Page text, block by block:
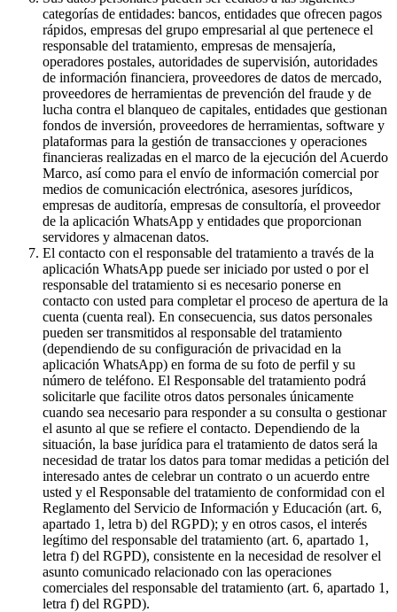
categorías de entidades: bancos, entidades que ofrecen pagos
rápidos, empresas del grupo empresarial al que pertenece el
responsable del tratamiento, empresas de mensajería,
operadores postales, autoridades de supervisión, autoridades
de información financiera, proveedores de datos de mercado,
proveedores de herramientas de prevención del fraude y de
lucha contra el blanqueo de capitales, entidades que gestionan
fondos de inversión, proveedores de herramientas, software y
plataformas para la gestión de transacciones y operaciones
financieras realizadas en el marco de la ejecución del Acuerdo
Marco, así como para el envío de información comercial por
medios de comunicación electrónica, asesores jurídicos,
empresas de auditoría, empresas de consultoría, el proveedor
de la aplicación WhatsApp y entidades que proporcionan
servidores y almacenan datos.
El contacto con el responsable del tratamiento a través de la
aplicación WhatsApp puede ser iniciado por usted o por el
responsable del tratamiento si es necesario ponerse en
contacto con usted para completar el proceso de apertura de la
cuenta (cuenta real). En consecuencia, sus datos personales
pueden ser transmitidos al responsable del tratamiento
(dependiendo de su configuración de privacidad en la
aplicación WhatsApp) en forma de su foto de perfil y su
número de teléfono. El Responsable del tratamiento podrá
solicitarle que facilite otros datos personales únicamente
cuando sea necesario para responder a su consulta o gestionar
el asunto al que se refiere el contacto. Dependiendo de la
situación, la base jurídica para el tratamiento de datos será la
necesidad de tratar los datos para tomar medidas a petición del
interesado antes de celebrar un contrato o un acuerdo entre
usted y el Responsable del tratamiento de conformidad con el
Reglamento del Servicio de Información y Educación (art. 6,
apartado 1, letra b) del RGPD); y en otros casos, el interés
legítimo del responsable del tratamiento (art. 6, apartado 1,
letra f) del RGPD), consistente en la necesidad de resolver el
asunto comunicado relacionado con las operaciones
comerciales del responsable del tratamiento (art. 6, apartado 1,
letra f) del RGPD).